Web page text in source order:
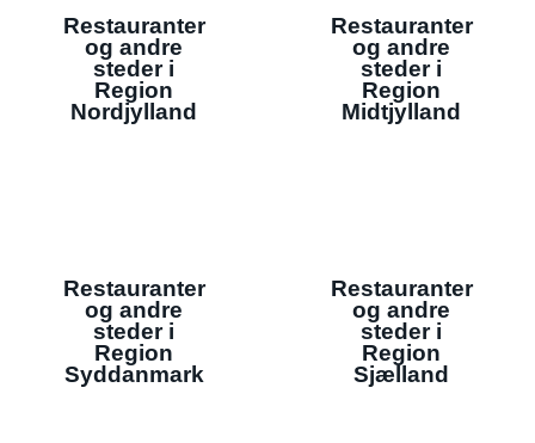
Restauranter
og andre
steder i
Region
Nordjylland
Restauranter
og andre
steder i
Region
Midtjylland
Restauranter
og andre
steder i
Region
Syddanmark
Restauranter
og andre
steder i
Region
Sjælland